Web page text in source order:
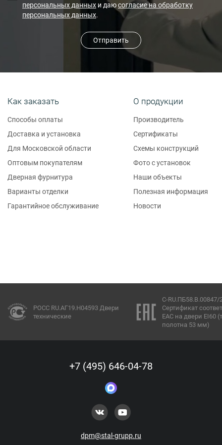
персональных данных и даюсогласие на обработку
персональных данных.
Отправить
Как заказать
Способы оплаты
Доставка и установка
Для Московской области
Оптовым покупателям
Дверная фурнитура
Варианты отделки
Гарантийное обслуживание
О продукции
Производитель
Сертификаты
Схемы конструкций
Фото с установок
Наши объекты
Полезная информация
Новости
РОСС RU.АГ19.Н04593 Двери
технические
C-RU.ПБ58.В.00847/
Сертификат
ЕАС на двери EI60
полотна 53 мм)
+7 (495) 646-04-78
dpm@stal-grupp.ru